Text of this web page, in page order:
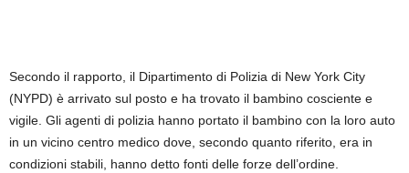
Secondo il rapporto, il Dipartimento di Polizia di New York City
(NYPD) è arrivato sul posto e ha trovato il bambino cosciente e
vigile. Gli agenti di polizia hanno portato il bambino con la loro auto
in un vicino centro medico dove, secondo quanto riferito, era in
condizioni stabili, hanno detto fonti delle forze dell’ordine.